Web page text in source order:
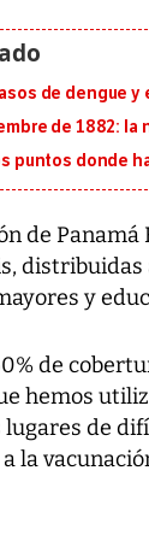
de dengue
de 1882: la
puntos donde
de
y
de
hemos
de
la